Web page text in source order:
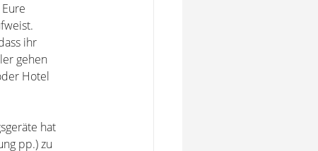
ihr
gehen
Hotel
hat
pp.) zu